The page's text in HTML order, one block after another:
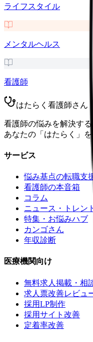
ライフスタイル
メンタルヘルス
看護師
はたらく看護師さん
看護師の悩みを解決す
あなたの「はたらく」
サービス
悩み基点の転職支
看護師の本音箱
コラム
ニュース・トレン
特集・お悩みハブ
カンゴさん
年収診断
医療機関向け
無料求人掲載・相
求人票改善レビュ
採用LP制作
採用サイト改善
定着率改善